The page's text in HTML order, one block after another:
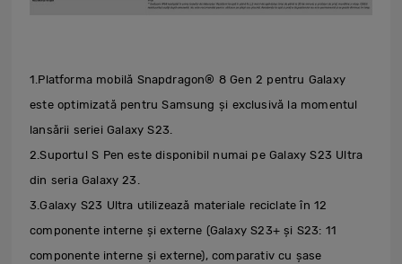
1.Platforma mobilă Snapdragon® 8 Gen 2 pentru Galaxy
este optimizată pentru Samsung și exclusivă la momentul
lansării seriei Galaxy S23.
2.Suportul S Pen este disponibil numai pe Galaxy S23 Ultra
din seria Galaxy 23.
3.Galaxy S23 Ultra utilizează materiale reciclate în 12
componente interne și externe (Galaxy S23+ și S23: 11
componente interne și externe), comparativ cu șase